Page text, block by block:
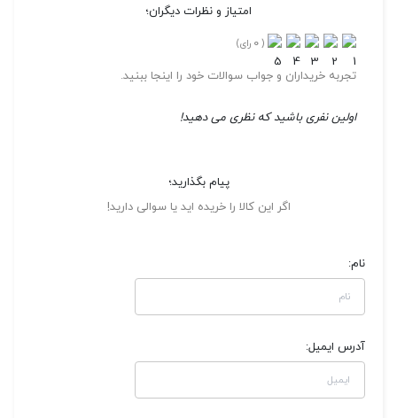
امتیاز و نظرات دیگران؛
(
0 رای)
تجربه خریداران و جواب سوالات خود را اینجا ببنید.
اولین نفری باشید که نظری می دهید!
پیام بگذارید؛
اگر این کالا را خریده اید یا سوالی دارید!
نام:
آدرس ایمیل: